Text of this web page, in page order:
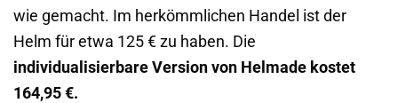
wie gemacht. Im herkömmlichen Handel ist der
Helm für etwa 125 € zu haben. Die
individualisierbare Version von Helmade kostet
164,95 €.